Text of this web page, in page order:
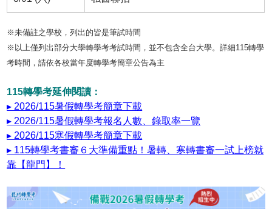
※未備註之學校，列出的皆是筆試時間
※以上僅列出部分大學轉學考考試時間，並不包含全台大學。詳細115轉學
考時間，請依各校當年度轉學考簡章公告為主
115轉學考延伸閱讀：
▸ 2026/115暑假轉學考簡章下載
▸ 2026/115暑假轉學考報名人數、錄取率一覽
▸ 2026/115寒假轉學考簡章下載
▸ 115轉學考書審６大準備重點！暑轉、寒轉書審一試上榜就
靠【龍門】！